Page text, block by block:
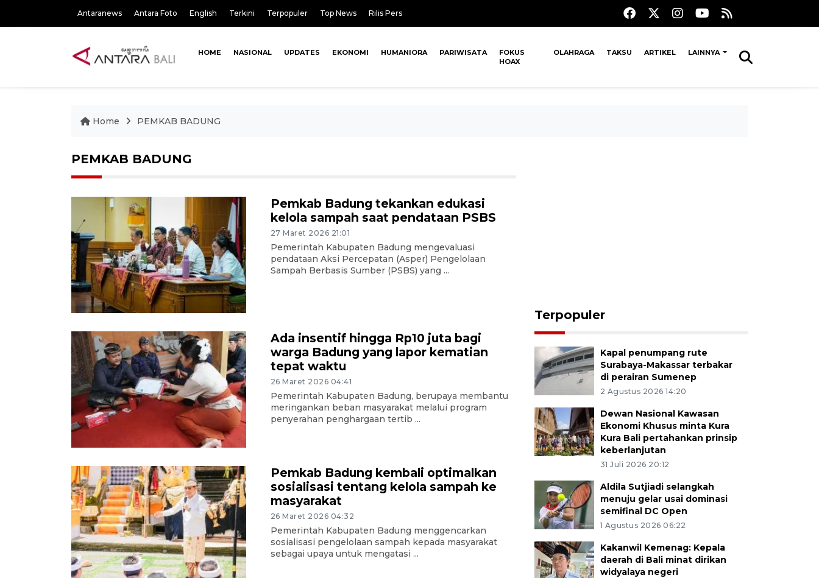
Antaranews Antara Foto English Terkini Terpopuler Top News Rilis Pers
HOME NASIONAL UPDATES EKONOMI HUMANIORA PARIWISATA
FOKUS
HOAX
OLAHRAGA TAKSU ARTIKEL LAINNYA
Home PEMKAB BADUNG
PEMKAB BADUNG
Pemkab Badung tekankan edukasi
kelola sampah saat pendataan PSBS
27 Maret 2026 21:01
Pemerintah Kabupaten Badung mengevaluasi
pendataan Aksi Percepatan (Asper) Pengelolaan
Sampah Berbasis Sumber (PSBS) yang ...
Ada insentif hingga Rp10 juta bagi
warga Badung yang lapor kematian
tepat waktu
26 Maret 2026 04:41
Pemerintah Kabupaten Badung, berupaya membantu
meringankan beban masyarakat melalui program
penyerahan penghargaan tertib ...
Pemkab Badung kembali optimalkan
sosialisasi tentang kelola sampah ke
masyarakat
26 Maret 2026 04:32
Pemerintah Kabupaten Badung menggencarkan
sosialisasi pengelolaan sampah kepada masyarakat
sebagai upaya untuk mengatasi ...
Terpopuler
Kapal penumpang rute
Surabaya-Makassar terbakar
di perairan Sumenep
2 Agustus 2026 14:20
Dewan Nasional Kawasan
Ekonomi Khusus minta Kura
Kura Bali pertahankan prinsip
keberlanjutan
31 Juli 2026 20:12
Aldila Sutjiadi selangkah
menuju gelar usai dominasi
semifinal DC Open
1 Agustus 2026 06:22
Kakanwil Kemenag: Kepala
daerah di Bali minat dirikan
widyalaya negeri